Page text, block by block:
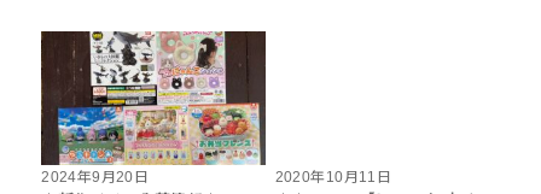
2024年9月20日
2020年10月11日